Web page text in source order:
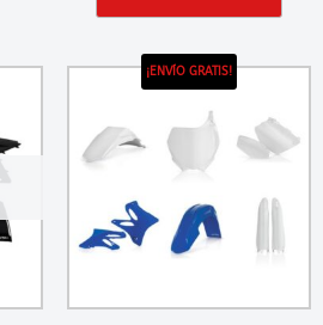
¡ENVÍO GRATIS!